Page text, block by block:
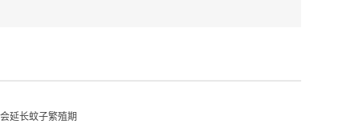
延长蚊子繁殖期